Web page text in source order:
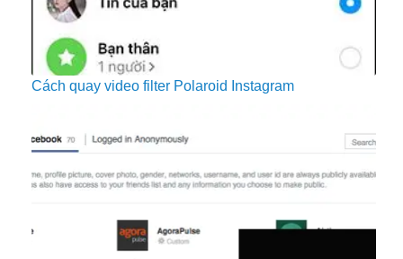
Cách quay video filter Polaroid Instagram